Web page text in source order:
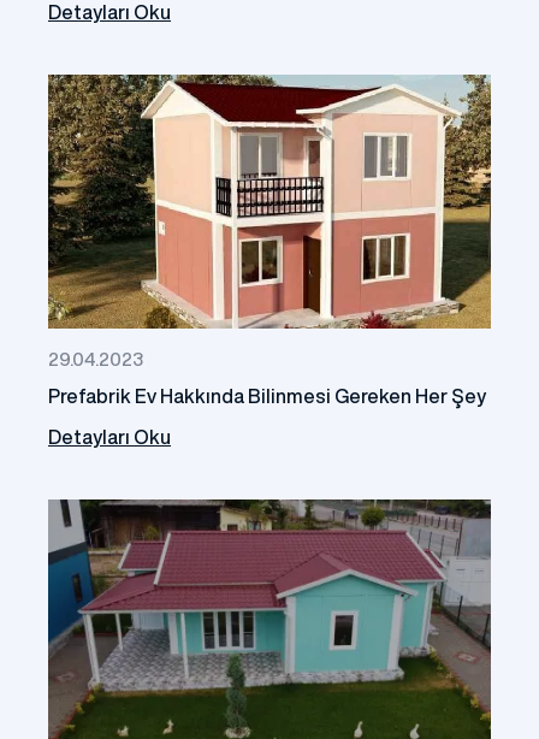
Detayları Oku
29.04.2023
Prefabrik Ev Hakkında Bilinmesi Gereken Her Şey
Detayları Oku